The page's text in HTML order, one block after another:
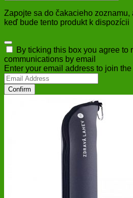
Zapojte sa do čakacieho zoznamu,
keď bude tento produkt k dispozícii
Dismiss
notification
By ticking this box you agree to
communications by email
Enter your email address to join
Confirm